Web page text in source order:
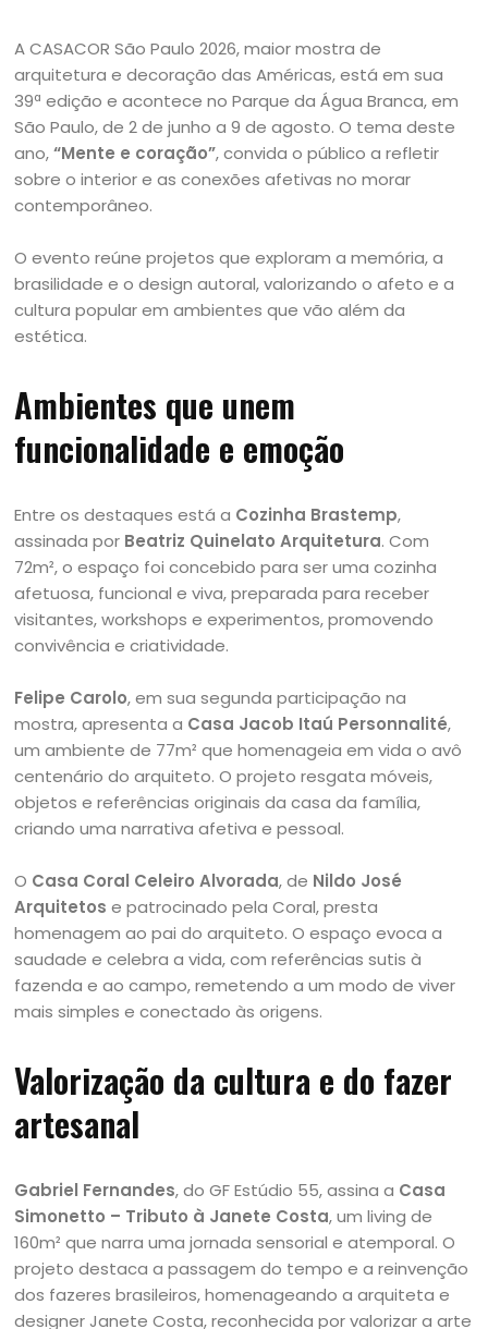
A CASACOR São Paulo 2026, maior mostra de
arquitetura e decoração das Américas, está em sua
39ª edição e acontece no Parque da Água Branca, em
São Paulo, de 2 de junho a 9 de agosto. O tema deste
ano,“Mente e coração”, convida o público a refletir
sobre o interior e as conexões afetivas no morar
contemporâneo.
O evento reúne projetos que exploram a memória, a
brasilidade e o design autoral, valorizando o afeto e a
cultura popular em ambientes que vão além da
estética.
Ambientes que unem
funcionalidade e emoção
Entre os destaques está a Cozinha Brastemp,
assinada por Beatriz Quinelato Arquitetura. Com
72m², o espaço foi concebido para ser uma cozinha
afetuosa, funcional e viva, preparada para receber
visitantes, workshops e experimentos, promovendo
convivência e criatividade.
Felipe Carolo, em sua segunda participação na
mostra, apresenta a Casa Jacob Itaú Personnalité,
um ambiente de 77m² que homenageia em vida o avô
centenário do arquiteto. O projeto resgata móveis,
objetos e referências originais da casa da família,
criando uma narrativa afetiva e pessoal.
O Casa Coral Celeiro Alvorada, de Nildo José
Arquitetos e patrocinado pela Coral, presta
homenagem ao pai do arquiteto. O espaço evoca a
saudade e celebra a vida, com referências sutis à
fazenda e ao campo, remetendo a um modo de viver
mais simples e conectado às origens.
Valorização da cultura e do fazer
artesanal
Gabriel Fernandes, do GF Estúdio 55, assina a Casa
Simonetto – Tributo à Janete Costa, um living de
160m² que narra uma jornada sensorial e atemporal. O
projeto destaca a passagem do tempo e a reinvenção
dos fazeres brasileiros, homenageando a arquiteta e
designer Janete Costa, reconhecida por valorizar a arte